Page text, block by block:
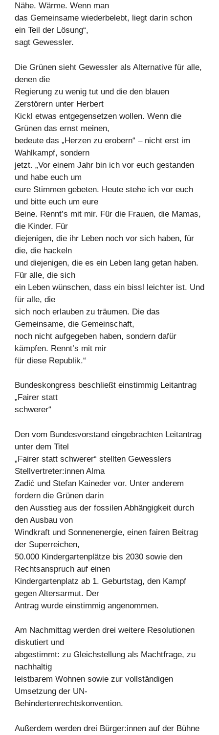
Nähe. Wärme. Wenn man
das Gemeinsame wiederbelebt, liegt darin schon
ein Teil der Lösung“,
sagt Gewessler.
Die Grünen sieht Gewessler als Alternative für alle,
denen die
Regierung zu wenig tut und die den blauen
Zerstörern unter Herbert
Kickl etwas entgegensetzen wollen. Wenn die
Grünen das ernst meinen,
bedeute das „Herzen zu erobern“ – nicht erst im
Wahlkampf, sondern
jetzt. „Vor einem Jahr bin ich vor euch gestanden
und habe euch um
eure Stimmen gebeten. Heute stehe ich vor euch
und bitte euch um eure
Beine. Rennt’s mit mir. Für die Frauen, die Mamas,
die Kinder. Für
diejenigen, die ihr Leben noch vor sich haben, für
die, die hackeln
und diejenigen, die es ein Leben lang getan haben.
Für alle, die sich
ein Leben wünschen, dass ein bissl leichter ist. Und
für alle, die
sich noch erlauben zu träumen. Die das
Gemeinsame, die Gemeinschaft,
noch nicht aufgegeben haben, sondern dafür
kämpfen. Rennt’s mit mir
für diese Republik.“
Bundeskongress beschließt einstimmig Leitantrag
„Fairer statt
schwerer“
Den vom Bundesvorstand eingebrachten Leitantrag
unter dem Titel
„Fairer statt schwerer“ stellten Gewesslers
Stellvertreter:innen Alma
Zadić und Stefan Kaineder vor. Unter anderem
fordern die Grünen darin
den Ausstieg aus der fossilen Abhängigkeit durch
den Ausbau von
Windkraft und Sonnenenergie, einen fairen Beitrag
der Superreichen,
50.000 Kindergartenplätze bis 2030 sowie den
Rechtsanspruch auf einen
Kindergartenplatz ab 1. Geburtstag, den Kampf
gegen Altersarmut. Der
Antrag wurde einstimmig angenommen.
Am Nachmittag werden drei weitere Resolutionen
diskutiert und
abgestimmt: zu Gleichstellung als Machtfrage, zu
nachhaltig
leistbarem Wohnen sowie zur vollständigen
Umsetzung der UN-
Behindertenrechtskonvention.
Außerdem werden drei Bürger:innen auf der Bühne